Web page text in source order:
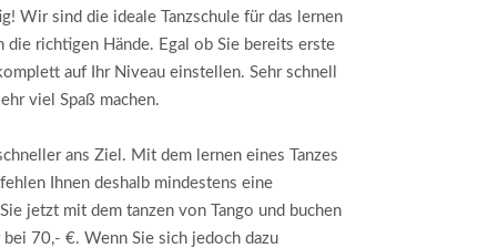
Wir sind die ideale Tanzschule für das lernen
richtigen Hände. Egal ob Sie bereits erste
auf Ihr Niveau einstellen. Sehr schnell
viel Spaß machen.
ans Ziel. Mit dem lernen eines Tanzes
Ihnen deshalb mindestens eine
jetzt mit dem tanzen von Tango und buchen
70,- €. Wenn Sie sich jedoch dazu